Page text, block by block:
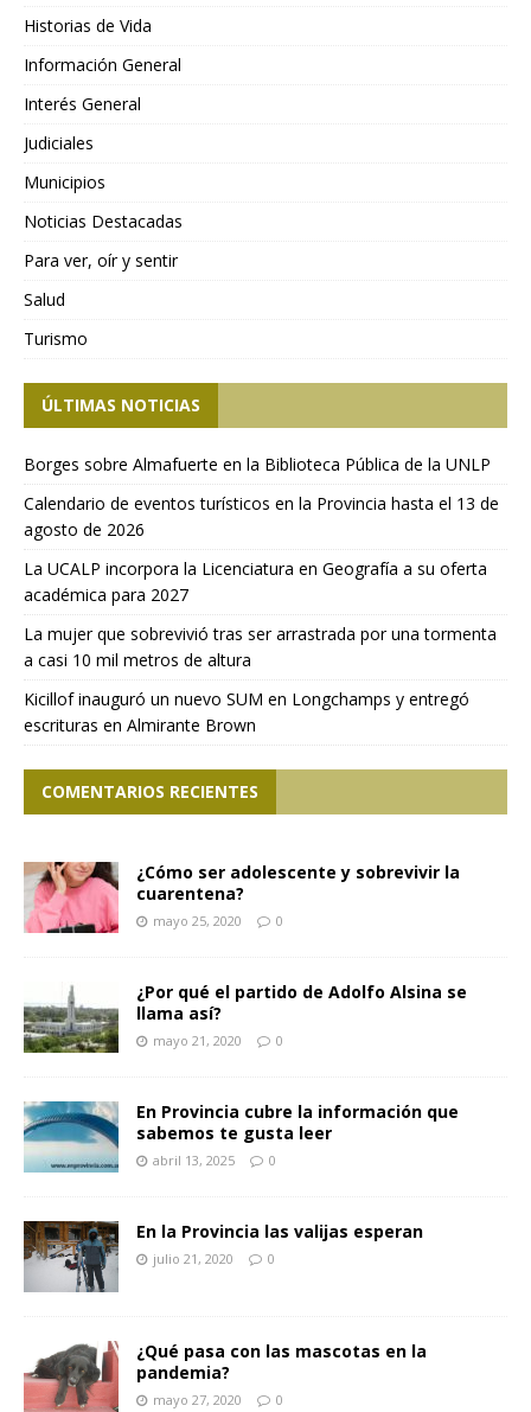
Historias de Vida
Información General
Interés General
Judiciales
Municipios
Noticias Destacadas
Para ver, oír y sentir
Salud
Turismo
ÚLTIMAS NOTICIAS
Borges sobre Almafuerte en la Biblioteca Pública de la UNLP
Calendario de eventos turísticos en la Provincia hasta el 13 de
agosto de 2026
La UCALP incorpora la Licenciatura en Geografía a su oferta
académica para 2027
La mujer que sobrevivió tras ser arrastrada por una tormenta
a casi 10 mil metros de altura
Kicillof inauguró un nuevo SUM en Longchamps y entregó
escrituras en Almirante Brown
COMENTARIOS RECIENTES
¿Cómo ser adolescente y sobrevivir la
cuarentena?
mayo 25, 2020 0
¿Por qué el partido de Adolfo Alsina se
llama así?
mayo 21, 2020 0
En Provincia cubre la información que
sabemos te gusta leer
abril 13, 2025 0
En la Provincia las valijas esperan
julio 21, 2020 0
¿Qué pasa con las mascotas en la
pandemia?
mayo 27, 2020 0